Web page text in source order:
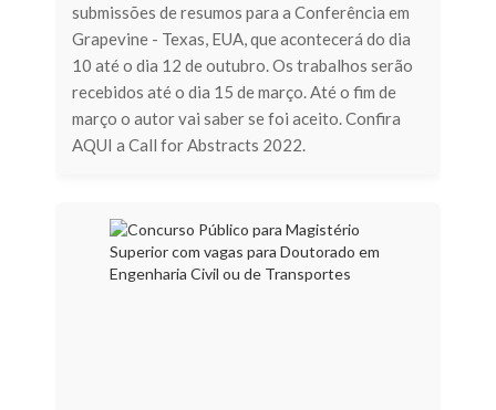
submissões de resumos para a Conferência em
Grapevine - Texas, EUA, que acontecerá do dia
10 até o dia 12 de outubro. Os trabalhos serão
recebidos até o dia 15 de março. Até o fim de
março o autor vai saber se foi aceito. Confira
AQUI a Call for Abstracts 2022.